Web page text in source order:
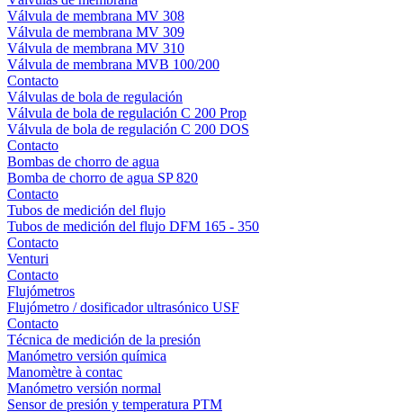
Válvula de membrana MV 308
Válvula de membrana MV 309
Válvula de membrana MV 310
Válvula de membrana MVB 100/200
Contacto
Válvulas de bola de regulación
Válvula de bola de regulación C 200 Prop
Válvula de bola de regulación C 200 DOS
Contacto
Bombas de chorro de agua
Bomba de chorro de agua SP 820
Contacto
Tubos de medición del flujo
Tubos de medición del flujo DFM 165 - 350
Contacto
Venturi
Contacto
Flujómetros
Flujómetro / dosificador ultrasónico USF
Contacto
Técnica de medición de la presión
Manómetro versión química
Manomètre à contac
Manómetro versión normal
Sensor de presión y temperatura PTM